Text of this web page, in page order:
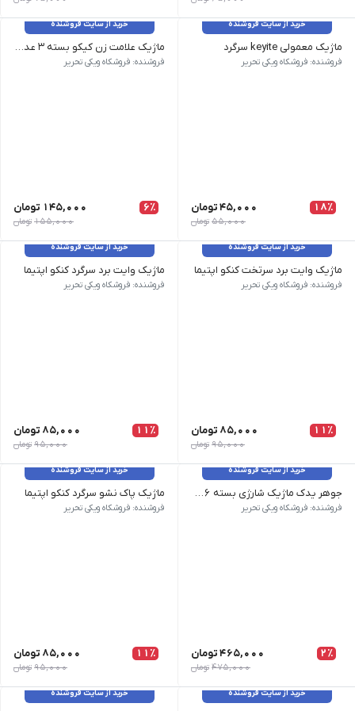
خرید از سایت فروشنده
ماژیک معمولی keyite سرگرد
وزن 10 گرم نام محصول| ماژیک keyite سرگرد رنگ | آبی, قرمز, سبز, مشکی
فروشنده: فروشکاه ویکی تحریر
18٪ 45,000تومان
55,000 تومان
خرید از سایت فروشنده
ماژیک علامت زن کیکو بسته ۳ عددی وزن 15 گرم نام محصول| ماژیک علامت زن کیکو بسته 3 عددی طرح رنگ| سبز, زرد, آبی, صورتی, بنفش, نارنجی سایر مشخصات | سر تخت برند| کیکو
فروشنده: فروشکاه ویکی تحریر
6٪ 145,000 تومان
155,000 تومان
خرید از سایت فروشنده
ماژیک وایت برد سرتخت کنکو اپتیما
وزن 18 گرم نام محصول| ماژیک وایت برد سرتخت کنکو اپتیما تعداد در بسته| 12 عدد رنگ| آبی, قرمز, مشکی, سبز
فروشنده: فروشکاه ویکی تحریر
11٪ 85,000 تومان
95,000 تومان
خرید از سایت فروشنده
ماژیک وایت برد سرگرد کنکو اپتیما
وزن 18 گرم| نام محصول ماژیک وایت برد سرگرد کنکو اپتیما | تعداد در بسته 12 عدد | رنگ آبی, قرمز, مشکی, سبز
فروشنده: فروشکاه ویکی تحریر
11٪ 85,000 تومان
95,000 تومان
خرید از سایت فروشنده
جوهر یدک ماژیک شارژی بسته ۳۶ عددی وزن 200 گرم | نام محصول | جوهر یدک ماژیک شارژی بسته 36 عددی | طرح رنگ آبی, قرمز, مسکی, سبز
فروشنده: فروشکاه ویکی تحریر
2٪ 465,000تومان
475,000 تومان
خرید از سایت فروشنده
ماژیک پاک نشو سرگرد کنکو اپتیما
وزن 2 گرم | نام محصول | ماژیک پاک نشو سرگرد کنکو اپتیما | طرح رنگ آبی, قرمز, مشکی | برند کنکو
فروشنده: فروشکاه ویکی تحریر
11٪ 85,000 تومان
95,000 تومان
خرید از سایت فروشنده خرید از سایت فروشنده